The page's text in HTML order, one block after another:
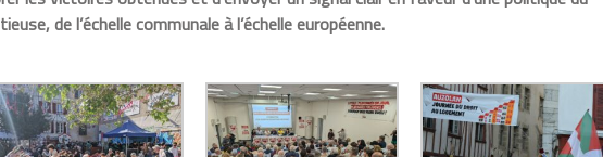
de l’échelle communale à l’échelle européenne.